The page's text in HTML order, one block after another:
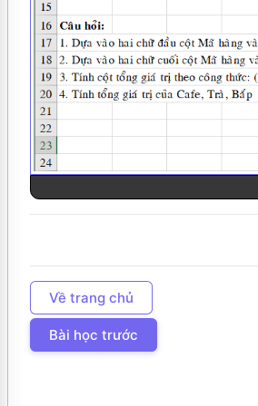
Về trang chủ
Bài học trước